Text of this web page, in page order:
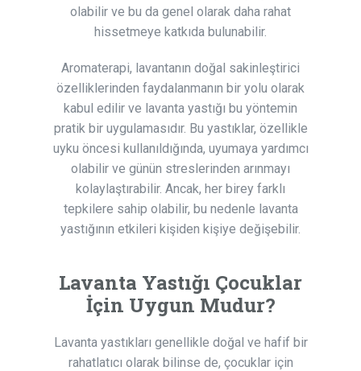
olabilir ve bu da genel olarak daha rahat
hissetmeye katkıda bulunabilir.
Aromaterapi, lavantanın doğal sakinleştirici
özelliklerinden faydalanmanın bir yolu olarak
kabul edilir ve lavanta yastığı bu yöntemin
pratik bir uygulamasıdır. Bu yastıklar, özellikle
uyku öncesi kullanıldığında, uyumaya yardımcı
olabilir ve günün streslerinden arınmayı
kolaylaştırabilir. Ancak, her birey farklı
tepkilere sahip olabilir, bu nedenle lavanta
yastığının etkileri kişiden kişiye değişebilir.
Lavanta Yastığı Çocuklar
İçin Uygun Mudur?
Lavanta yastıkları genellikle doğal ve hafif bir
rahatlatıcı olarak bilinse de, çocuklar için